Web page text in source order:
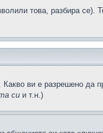
това, разбира се).
ви е разрешено да
си и т.н.)